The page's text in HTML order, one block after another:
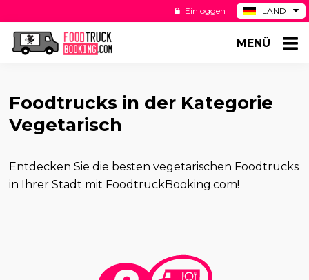
LAND
ES
Einloggen
MENÜ
Foodtrucks in der Kategorie
Vegetarisch
Entdecken Sie die besten vegetarischen Foodtrucks
in Ihrer Stadt mit FoodtruckBooking.com!